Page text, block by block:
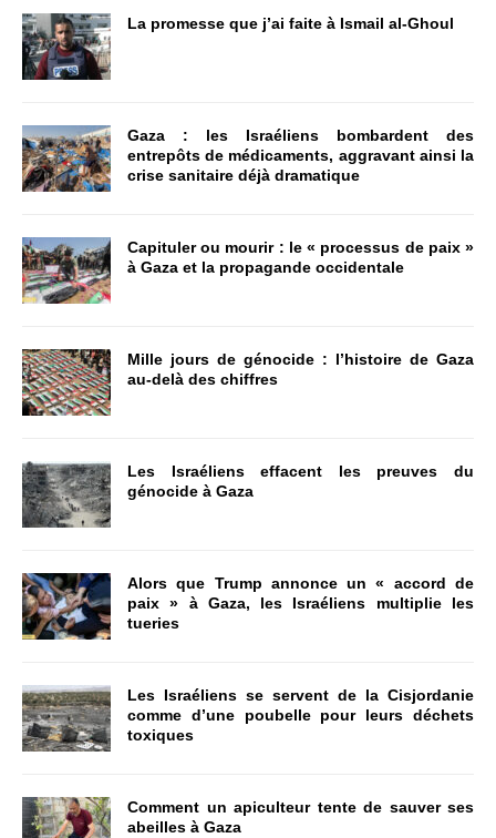
La promesse que j’ai faite à Ismail al-Ghoul
Gaza : les Israéliens bombardent des
entrepôts de médicaments, aggravant ainsi la
crise sanitaire déjà dramatique
Capituler ou mourir : le « processus de paix »
à Gaza et la propagande occidentale
Mille jours de génocide : l’histoire de Gaza
au-delà des chiffres
Les Israéliens effacent les preuves du
génocide à Gaza
Alors que Trump annonce un « accord de
paix » à Gaza, les Israéliens multiplie les
tueries
Les Israéliens se servent de la Cisjordanie
comme d’une poubelle pour leurs déchets
toxiques
Comment un apiculteur tente de sauver ses
abeilles à Gaza